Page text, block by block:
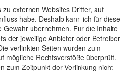
externen Websites Dritter, auf
habe. Deshalb kann ich für diese
Gewähr übernehmen. Für die Inhalte
der jeweilige Anbieter oder Betreiber
verlinkten Seiten wurden zum
mögliche Rechtsverstöße überprüft.
zum Zeitpunkt der Verlinkung nicht